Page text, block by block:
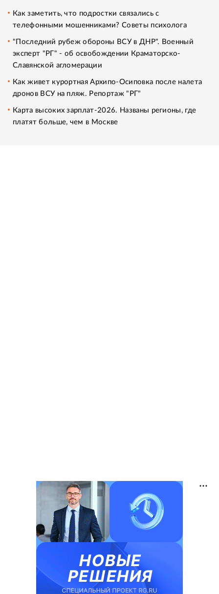
Как заметить, что подростки связались с
телефонными мошенниками? Советы психолога
"Последний рубеж обороны ВСУ в ДНР". Военный
эксперт "РГ" - об освобождении Краматорско-
Славянской агломерации
Как живет курортная Архипо-Осиповка после налета
дронов ВСУ на пляж. Репортаж "РГ"
Карта высоких зарплат-2026. Названы регионы, где
платят больше, чем в Москве